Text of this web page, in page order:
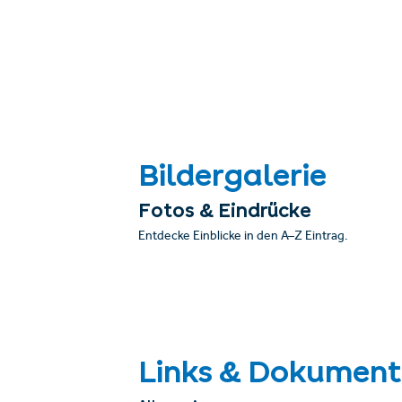
Bildergalerie
Fotos & Eindrücke
Entdecke Einblicke in den A–Z Eintrag.
Links &